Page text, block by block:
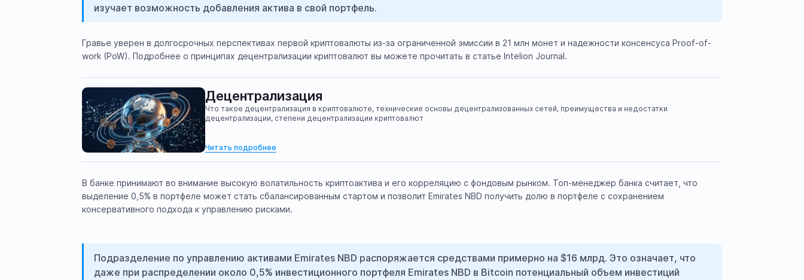
изучает возможность добавления актива в свой портфель.
Гравье уверен в долгосрочных перспективах первой криптовалюты из-за ограниченной эмиссии в 21 млн монет и надежности консенсуса Proof-of-
work (PoW). Подробнее о принципах децентрализации криптовалют вы можете прочитать в статье Intelion Journal.
Децентрализация
Что такое децентрализация в криптовалюте, технические основы децентрализованных сетей, преимущества и недостатки
децентрализации, степени децентрализации криптовалют
Читать подробнее
В банке принимают во внимание высокую волатильность криптоактива и его корреляцию с фондовым рынком. Топ-менеджер банка считает, что
выделение 0,5% в портфеле может стать сбалансированным стартом и позволит Emirates NBD получить долю в портфеле с сохранением
консервативного подхода к управлению рисками.
Подразделение по управлению активами Emirates NBD распоряжается средствами примерно на $16 млрд. Это означает, что
даже при распределении около 0,5% инвестиционного портфеля Emirates NBD в Bitcoin потенциальный объем инвестиций